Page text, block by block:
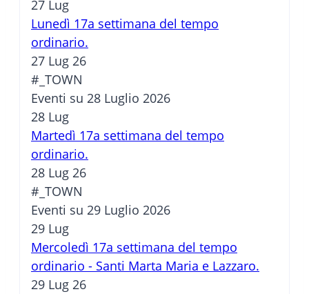
27 Lug
Lunedì 17a settimana del tempo
ordinario.
27 Lug 26
#_TOWN
Eventi su 28 Luglio 2026
28 Lug
Martedì 17a settimana del tempo
ordinario.
28 Lug 26
#_TOWN
Eventi su 29 Luglio 2026
29 Lug
Mercoledì 17a settimana del tempo
ordinario - Santi Marta Maria e Lazzaro.
29 Lug 26